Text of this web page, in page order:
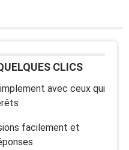
CLICS
avec ceux qui
facilement et